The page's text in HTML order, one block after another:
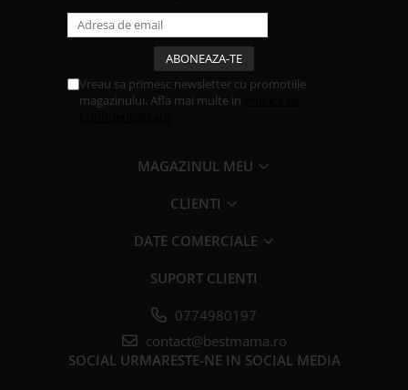
Vreau sa primesc newsletter cu promotiile
magazinului. Afla mai multe in
MAGAZINUL MEU
CLIENTI
DATE COMERCIALE
SUPORT CLIENTI
0774980197
contact@bestmama.ro
SOCIAL URMARESTE-NE IN SOCIAL MEDIA